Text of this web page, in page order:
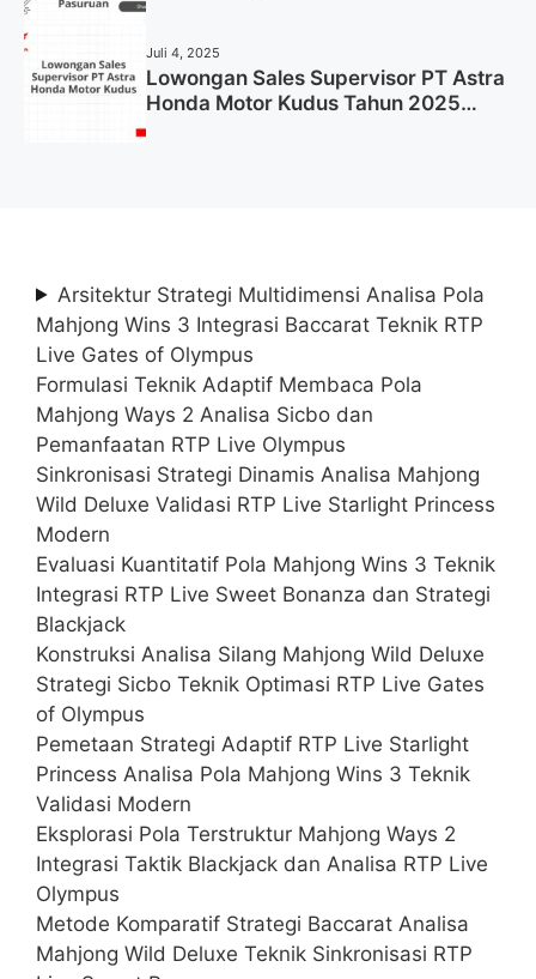
Juli 4, 2025
Lowongan Sales Supervisor PT Astra
Honda Motor Kudus Tahun 2025
Arsitektur Strategi Multidimensi Analisa Pola
Mahjong Wins 3 Integrasi Baccarat Teknik RTP
Live Gates of Olympus
Formulasi Teknik Adaptif Membaca Pola
Mahjong Ways 2 Analisa Sicbo dan
Pemanfaatan RTP Live Olympus
Sinkronisasi Strategi Dinamis Analisa Mahjong
Wild Deluxe Validasi RTP Live Starlight Princess
Modern
Evaluasi Kuantitatif Pola Mahjong Wins 3 Teknik
Integrasi RTP Live Sweet Bonanza dan Strategi
Blackjack
Konstruksi Analisa Silang Mahjong Wild Deluxe
Strategi Sicbo Teknik Optimasi RTP Live Gates
of Olympus
Pemetaan Strategi Adaptif RTP Live Starlight
Princess Analisa Pola Mahjong Wins 3 Teknik
Validasi Modern
Eksplorasi Pola Terstruktur Mahjong Ways 2
Integrasi Taktik Blackjack dan Analisa RTP Live
Olympus
Metode Komparatif Strategi Baccarat Analisa
Mahjong Wild Deluxe Teknik Sinkronisasi RTP